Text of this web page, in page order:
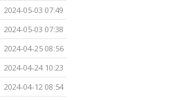
2024-05-03 07:49
2024-05-03 07:38
2024-04-25 08:56
2024-04-24 10:23
2024-04-12 08:54